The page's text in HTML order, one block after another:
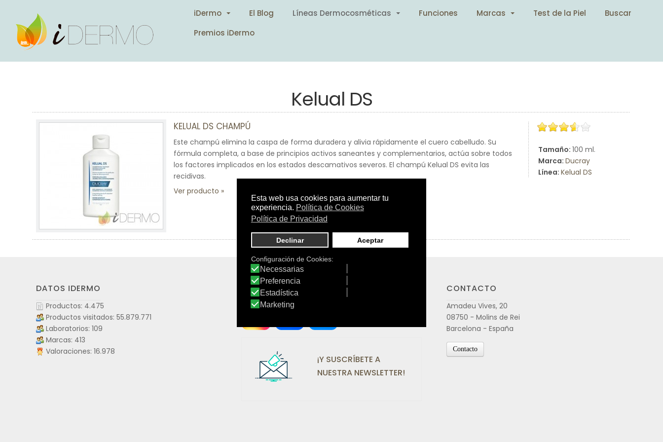
iDermo El Blog Líneas Dermocosméticas Funciones Marcas Test de la Piel
Buscar
Premios iDermo
Kelual DS
Tamaño: 100 ml.
Marca: Ducray
Línea: Kelual DS
KELUAL DS CHAMPÚ
Este champú elimina la caspa de forma duradera y alivia rápidamente el cuero cabelludo. Su
fórmula completa, a base de principios activos saneantes y complementarios, actúa sobre todos
los factores implicados en los estados descamativos severos. El champú Kelual DS evita las
recidivas.
Ver producto
DATOS IDERMO
Productos: 4.475
Productos visitados: 55.879.771
Laboratorios: 109
Marcas: 413
Valoraciones: 16.978
¡SÍGUENOS EN REDES!
¡Y SUSCRÍBETE A
NUESTRA NEWSLETTER!
CONTACTO
Amadeu Vives, 20
08750 - Molins de Rei
Barcelona - España
Contacto